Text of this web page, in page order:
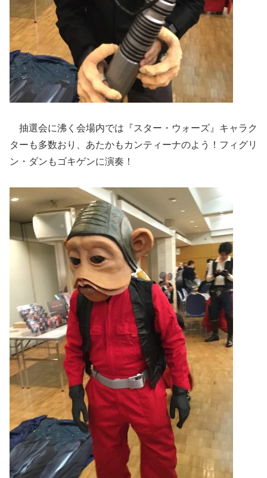
抽選会に沸く会場内では『スター・ウォーズ』キャラク
ターも多数おり、あたかもカンティーナのよう！フィグリ
ン・ダンもゴキゲンに演奏！